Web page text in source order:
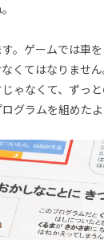
。ゲームでは車
くてはなりませ
ゃなくて、ずっ
グラムを組めたよ